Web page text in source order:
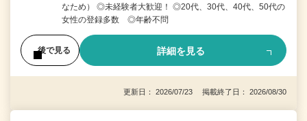
なため） ◎未経験者大歓迎！ ◎20代、30代、40代、50代の
女性の登録多数 ◎年齢不問
後で見る 詳細を見る
更新日： 2026/07/23 掲載終了日： 2026/08/30